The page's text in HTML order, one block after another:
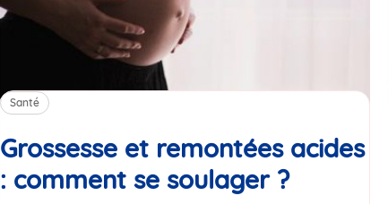
Santé
Grossesse et remontées acides
: comment se soulager ?Article